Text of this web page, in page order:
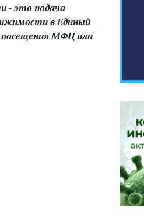
- это подача
в Единый
посещения МФЦ или